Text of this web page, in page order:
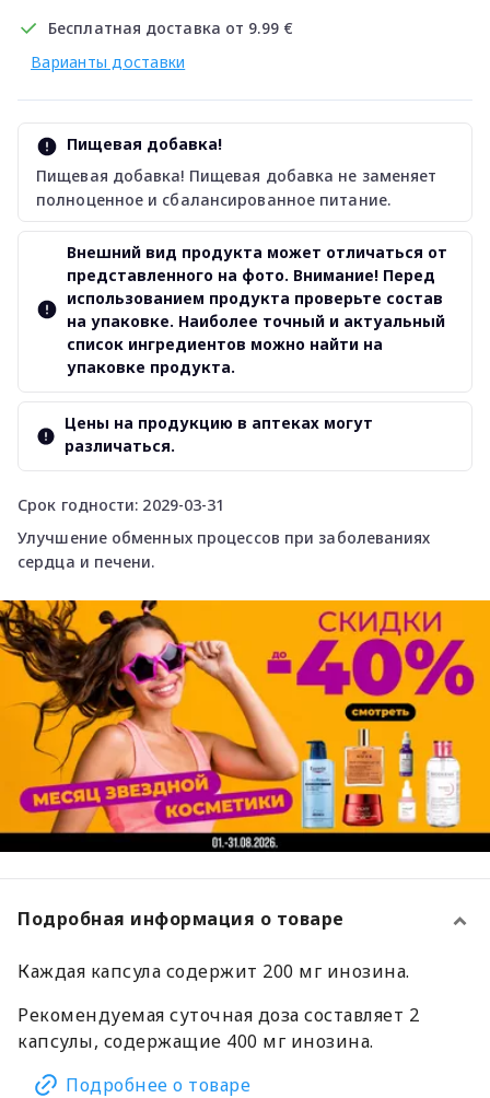
Бесплатная доставка от 9.99 €
Варианты доставки
Срок годности: 2029-03-31
Улучшение обменных процессов при заболеваниях
сердца и печени.
Пищевая добавка!
Пищевая добавка! Пищевая добавка не заменяет
полноценное и сбалансированное питание.
Внешний вид продукта может отличаться от
представленного на фото. Внимание! Перед
использованием продукта проверьте состав
на упаковке. Наиболее точный и актуальный
список ингредиентов можно найти на
упаковке продукта.
Цены на продукцию в аптеках могут
различаться.
Подробная информация о товаре
Каждая капсула содержит 200 мг инозина.
Рекомендуемая суточная доза составляет 2
капсулы, содержащие 400 мг инозина.
Подробнее о товаре